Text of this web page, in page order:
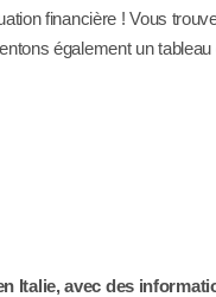
financière ! Vous
également un tableau
Italie, avec des